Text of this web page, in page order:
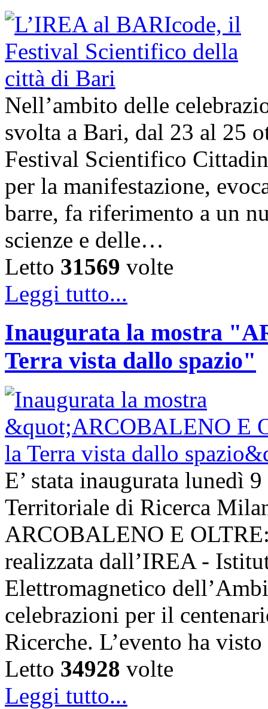
Nell’ambito delle
svolta a Bari, dal 23 al 25
Festival Scientifico
per la manifestazione,
barre, fa riferimento a un
scienze e delle…
Letto 31569 volte
Leggi tutto...
Inaugurata la mostra
Terra vista dallo spazio"
E’ stata inaugurata lunedì
Territoriale di Ricerca
ARCOBALENO E
realizzata dall’IREA -
Elettromagnetico
celebrazioni per il
Ricerche. L’evento ha
Letto 34928 volte
Leggi tutto...